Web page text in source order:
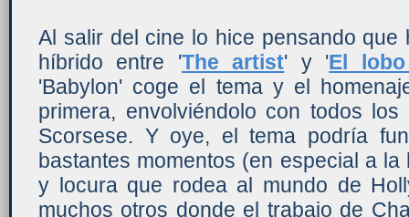
Al salir del cine lo hice pensando
híbrido entre 'The artist' y 'El
'Babylon' coge el tema y el
primera, envolviéndolo con todos
Scorsese. Y oye, el tema podría
bastantes momentos (en especial a
y locura que rodea al mundo de
muchos otros donde el trabajo de